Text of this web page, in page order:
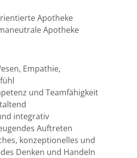
Apotheke
Apotheke
Empathie,
und Teamfähigkeit
integrativ
Auftreten
konzeptionelles und
Denken und Handeln